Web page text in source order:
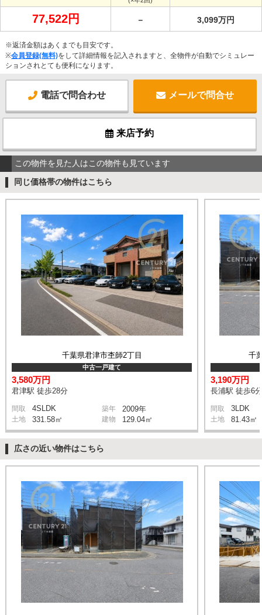
77,522円 － 3,099万円
※返済金額はあくまでも目安です。
※会員登録(無料)をして詳細情報を記入されますと、全物件が自動でシミュレー
ションされとても便利になります。
電話で問合わせ メールで問合せ
来店予約
この物件を見た人はこの物件も見ています
同じ価格帯の物件はこちら
千葉県君津市杢師2丁目
中古一戸建て
3,580万円
君津駅 徒歩28分
間取 4SLDK 築年 2009年
土地 331.58㎡ 建物 129.04㎡
千
3,190万円
長浦駅 徒歩6分
間取 3LDK
土地 81.43㎡
広さの近い物件はこちら